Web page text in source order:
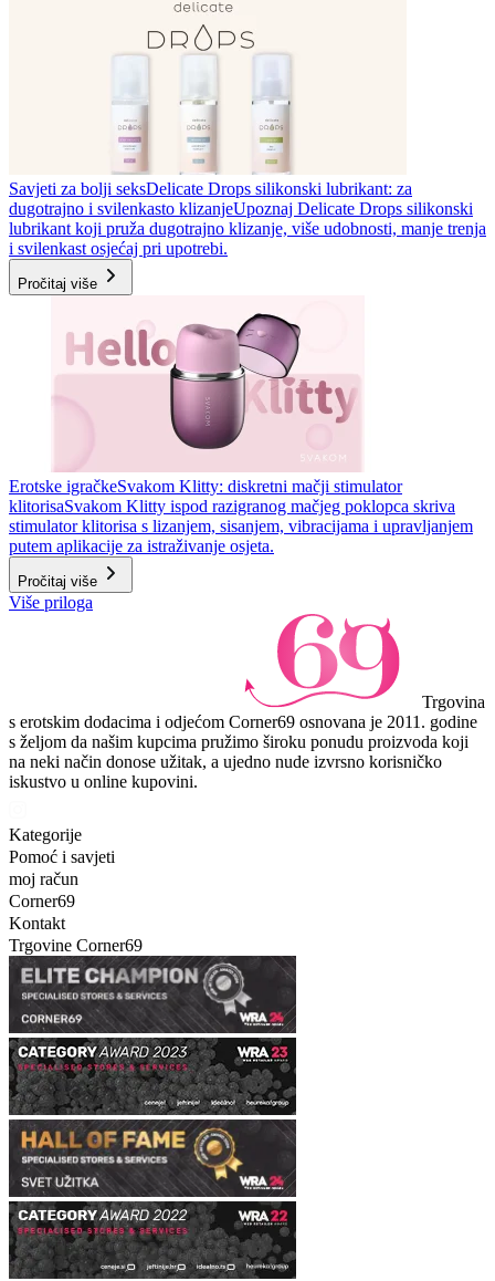
Savjeti za bolji seksDelicate Drops silikonski lubrikant: za
dugotrajno i svilenkasto klizanjeUpoznaj Delicate Drops silikonski
lubrikant koji pruža dugotrajno klizanje, više udobnosti, manje trenja
i svilenkast osjećaj pri upotrebi.
Pročitaj više
Erotske igračkeSvakom Klitty: diskretni mačji stimulator
klitorisaSvakom Klitty ispod razigranog mačjeg poklopca skriva
stimulator klitorisa s lizanjem, sisanjem, vibracijama i upravljanjem
putem aplikacije za istraživanje osjeta.
Pročitaj više
Više priloga
Trgovina
s erotskim dodacima i odjećom Corner69 osnovana je 2011. godine
s željom da našim kupcima pružimo široku ponudu proizvoda koji
na neki način donose užitak, a ujedno nude izvrsno korisničko
iskustvo u online kupovini.
Kategorije
Pomoć i savjeti
moj račun
Corner69
Kontakt
Trgovine Corner69